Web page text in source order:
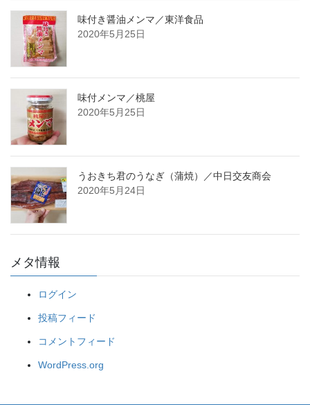
味付き醤油メンマ／東洋食品
2020年5月25日
味付メンマ／桃屋
2020年5月25日
うおきち君のうなぎ（蒲焼）／中日交友商会
2020年5月24日
メタ情報
ログイン
投稿フィード
コメントフィード
WordPress.org